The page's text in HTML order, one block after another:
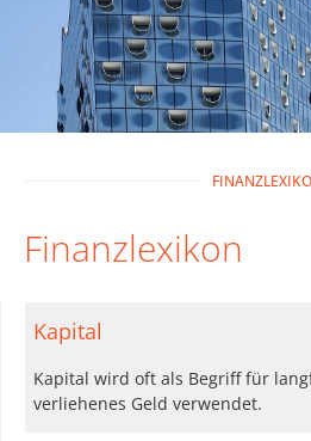
Finanzlexikon
Kapital
Kapital wird oft als Begriff für
verliehenes Geld verwendet.